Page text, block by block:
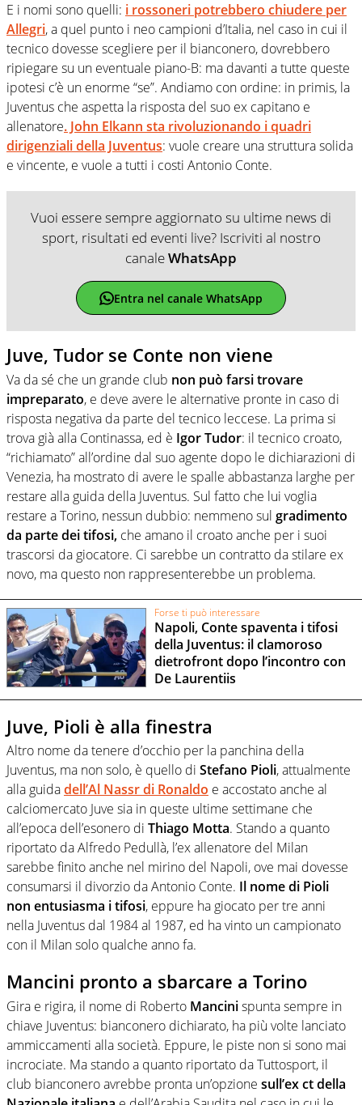
E i nomi sono quelli: i rossoneri potrebbero chiudere per
Allegri, a quel punto i neo campioni d’Italia, nel caso in cui il
tecnico dovesse scegliere per il bianconero, dovrebbero
ripiegare su un eventuale piano-B: ma davanti a tutte queste
ipotesi c’è un enorme “se”. Andiamo con ordine: in primis, la
Juventus che aspetta la risposta del suo ex capitano e
allenatore. John Elkann sta rivoluzionando i quadri
dirigenziali della Juventus: vuole creare una struttura solida
e vincente, e vuole a tutti i costi Antonio Conte.
Vuoi essere sempre aggiornato su ultime news di
sport, risultati ed eventi live? Iscriviti al nostro
canaleWhatsApp
Entra nel canale WhatsApp
Juve, Tudor se Conte non viene
Va da sé che un grande club non può farsi trovare
impreparato, e deve avere le alternative pronte in caso di
risposta negativa da parte del tecnico leccese. La prima si
trova già alla Continassa, ed è Igor Tudor: il tecnico croato,
“richiamato” all’ordine dal suo agente dopo le dichiarazioni di
Venezia, ha mostrato di avere le spalle abbastanza larghe per
restare alla guida della Juventus. Sul fatto che lui voglia
restare a Torino, nessun dubbio: nemmeno sul gradimento
da parte dei tifosi, che amano il croato anche per i suoi
trascorsi da giocatore. Ci sarebbe un contratto da stilare ex
novo, ma questo non rappresenterebbe un problema.
Forse ti può interessare
Napoli, Conte spaventa i tifosi
della Juventus: il clamoroso
dietrofront dopo l’incontro con
De Laurentiis
Juve, Pioli è alla finestra
Altro nome da tenere d’occhio per la panchina della
Juventus, ma non solo, è quello di Stefano Pioli, attualmente
alla guidadell’Al Nassr di Ronaldo e accostato anche al
calciomercato Juve sia in queste ultime settimane che
all’epoca dell’esonero di Thiago Motta. Stando a quanto
riportato da Alfredo Pedullà, l’ex allenatore del Milan
sarebbe finito anche nel mirino del Napoli, ove mai dovesse
consumarsi il divorzio da Antonio Conte. Il nome di Pioli
non entusiasma i tifosi, eppure ha giocato per tre anni
nella Juventus dal 1984 al 1987, ed ha vinto un campionato
con il Milan solo qualche anno fa.
Mancini pronto a sbarcare a Torino
Gira e rigira, il nome di Roberto Mancinispunta sempre in
chiave Juventus: bianconero dichiarato, ha più volte lanciato
ammiccamenti alla società. Eppure, le piste non si sono mai
incrociate. Ma stando a quanto riportato da Tuttosport, il
club bianconero avrebbe pronta un’opzione sull’ex ct della